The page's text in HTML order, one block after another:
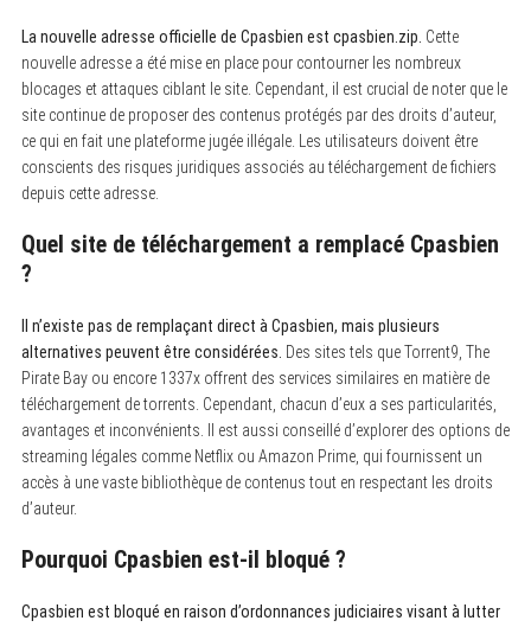
La nouvelle adresse officielle de Cpasbien est cpasbien.zip. Cette
nouvelle adresse a été mise en place pour contourner les nombreux
blocages et attaques ciblant le site. Cependant, il est crucial de noter que le
site continue de proposer des contenus protégés par des droits d’auteur,
ce qui en fait une plateforme jugée illégale. Les utilisateurs doivent être
conscients des risques juridiques associés au téléchargement de fichiers
depuis cette adresse.
Quel site de téléchargement a remplacé Cpasbien
?
Il n’existe pas de remplaçant direct à Cpasbien, mais plusieurs
alternatives peuvent être considérées. Des sites tels que Torrent9, The
Pirate Bay ou encore 1337x offrent des services similaires en matière de
téléchargement de torrents. Cependant, chacun d’eux a ses particularités,
avantages et inconvénients. Il est aussi conseillé d’explorer des options de
streaming légales comme Netflix ou Amazon Prime, qui fournissent un
accès à une vaste bibliothèque de contenus tout en respectant les droits
d’auteur.
Pourquoi Cpasbien est-il bloqué ?
Cpasbien est bloqué en raison d’ordonnances judiciaires visant à lutter